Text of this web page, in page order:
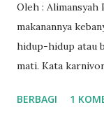
Oleh : Alimansyah
makanannya
hidup-hidup atau
mati. Kata
carnivora
BERBAGI 1